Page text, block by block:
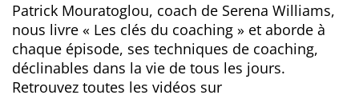
Patrick Mouratoglou, coach de Serena Williams,
nous livre « Les clés du coaching » et aborde à
chaque épisode, ses techniques de coaching,
déclinables dans la vie de tous les jours.
Retrouvez toutes les vidéos sur